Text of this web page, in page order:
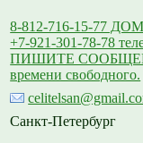
8-812-716-15-77
+7-921-301-78-78
ПИШИТЕ
времени свободного.
Санкт-Петербург